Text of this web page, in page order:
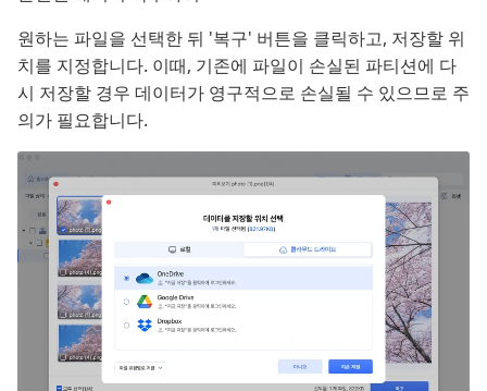
원하는 파일을 선택한 뒤 '복구' 버튼을 클릭하고, 저장할 위
치를 지정합니다. 이때, 기존에 파일이 손실된 파티션에 다
시 저장할 경우 데이터가 영구적으로 손실될 수 있으므로 주
의가 필요합니다.